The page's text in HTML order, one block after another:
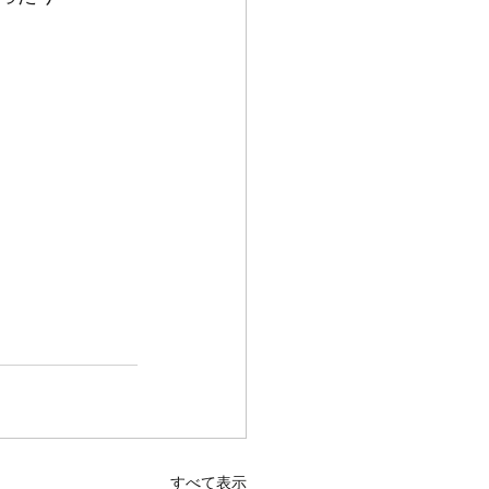
すべて表示